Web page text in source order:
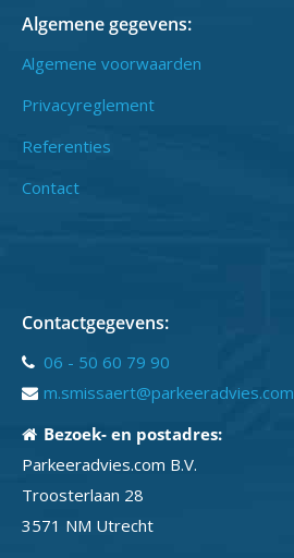
Algemene gegevens:
Algemene voorwaarden
Privacyreglement
Referenties
Contact
Contactgegevens:
06 - 50 60 79 90
m.smissaert@parkeeradvies.com
Bezoek- en postadres:
Parkeeradvies.com B.V.
Troosterlaan 28
3571 NM Utrecht